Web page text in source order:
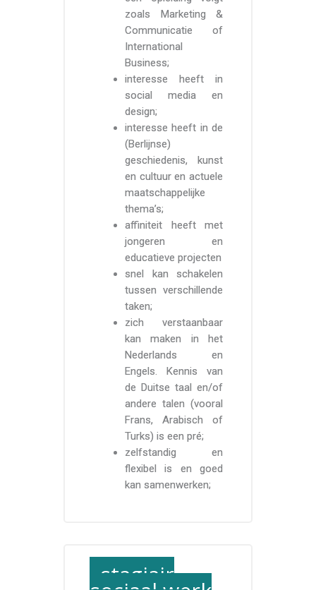
zoals Marketing &
Communicatie of
International
Business;
interesse heeft in
social media en
design;
interesse heeft in de
(Berlijnse)
geschiedenis, kunst
en cultuur en actuele
maatschappelijke
thema’s;
affiniteit heeft met
jongeren en
educatieve projecten
snel kan schakelen
tussen verschillende
taken;
zich verstaanbaar
kan maken in het
Nederlands en
Engels. Kennis van
de Duitse taal en/of
andere talen (vooral
Frans, Arabisch of
Turks) is een pré;
zelfstandig en
flexibel is en goed
kan samenwerken;
stagiair